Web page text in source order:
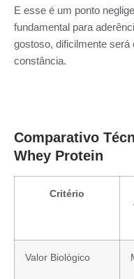
E esse é um ponto
fundamental para
gostoso, dificilmente
constância.
Comparativo
Whey Protein
Critério
Valor Biológico